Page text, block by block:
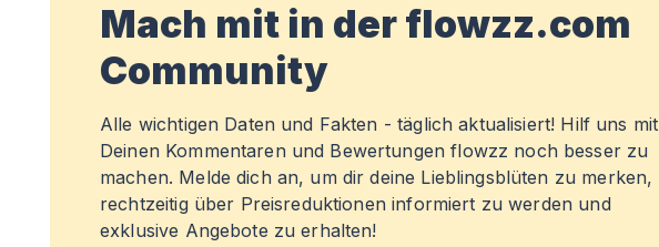
Mach mit in der flowzz.com
Community
Alle wichtigen Daten und Fakten - täglich aktualisiert! Hilf uns mit
Deinen Kommentaren und Bewertungen flowzz noch besser zu
machen. Melde dich an, um dir deine Lieblingsblüten zu merken,
rechtzeitig über Preisreduktionen informiert zu werden und
exklusive Angebote zu erhalten!